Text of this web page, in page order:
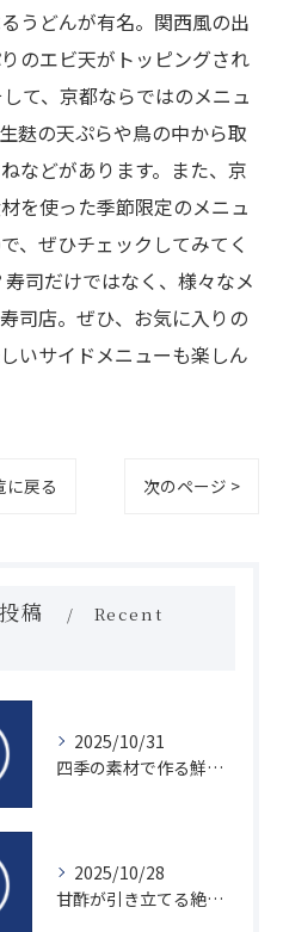
うどんが有名。関西風の出
のエビ天がトッピングされ
て、京都ならではのメニュ
麩の天ぷらや鳥の中から取
などがあります。また、京
を使った季節限定のメニュ
、ぜひチェックしてみてく
司だけではなく、様々なメ
司店。ぜひ、お気に入りの
いサイドメニューも楽しん
に戻る 次のページ >
稿
Recent
2025/10/31
四季の素材で作る鮮度抜群の握り寿司の魅力
2025/10/28
甘酢が引き立てる絶品寿司のシャリの秘密